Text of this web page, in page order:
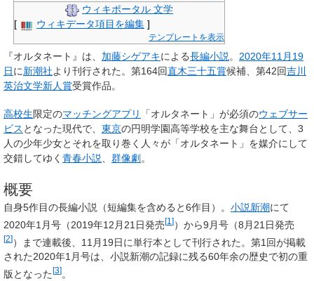
ウィキポータル 文学
[
ウィキデータ項目を編集 ]
テンプレートを表示
『オルタネート 』は、 加藤シゲアキによる長編小説 。 2020年11月19
日に新潮社より刊行された。第164回直木三十五賞候補、第42回吉川
英治文学新人賞受賞作品。
高校生限定のマッチングアプリ 「オルタネート」が必須のウェブサー
ビス となった現代で、 東京の円明学園高等学校を主な舞台として、3
人の少年少女とそれを取り巻く人々が「オルタネート」を媒介にして
交錯してゆく 青春小説 群像劇。
概要
自身5作目の長編小説（短編集を含めると6作目）。 小説新潮にて
2020年1月号（2019年12月21日発売[1 ] ）から9月号（8月21日発売
[2]）まで連載後、11月19日に単行本として刊行された。第1回が掲載
された2020年1月号は、小説新潮の記録に残る60年余の歴史で初の重
版となった [3] 。